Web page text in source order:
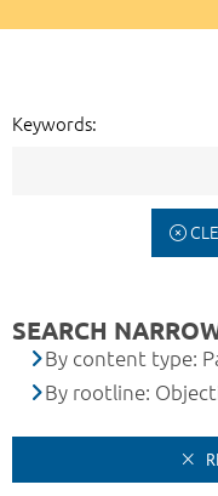
Keywords:
SEARCH
By content type:
By rootline: